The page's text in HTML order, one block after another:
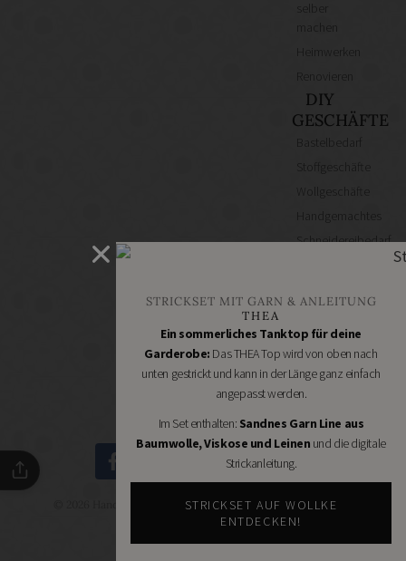
Heimwerken
DIY
GESCHÄFTE
Bastelbedarf
Stoffgeschäfte
Wollgeschäfte
Handgemachtes
Schneidereibedarf
Handarbeitszubehör
Online
Shops
Schmuckzubehör
Nähmaschinen
© 2026 Handmade Kultur - DIY Community - Schöne Dinge
selbermachen.
STRICKSET MIT GARN & ANLEITUNG
THEA
Ein sommerliches Tanktop für deine
Garderobe: Das THEA Top wird von oben nach
unten gestrickt und kann in der Länge ganz einfach
angepasst werden.
Im Set enthalten: Sandnes Garn Line aus
Baumwolle, Viskose und Leinen und die digitale
Strickanleitung.
STRICKSET AUF WOLLKE
ENTDECKEN!